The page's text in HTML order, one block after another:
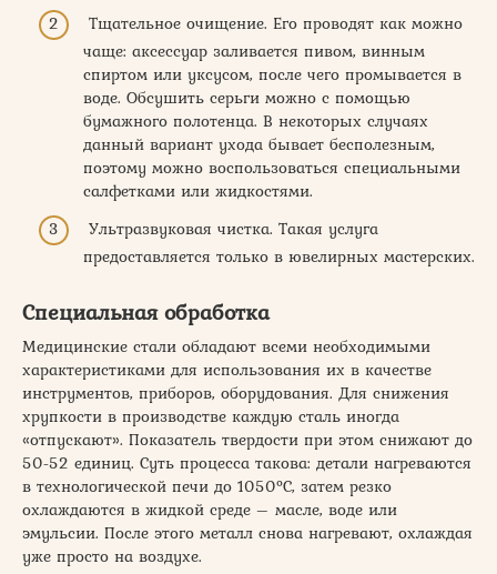
Тщательное очищение. Его проводят как можно
чаще: аксессуар заливается пивом, винным
спиртом или уксусом, после чего промывается в
воде. Обсушить серьги можно с помощью
бумажного полотенца. В некоторых случаях
данный вариант ухода бывает бесполезным,
поэтому можно воспользоваться специальными
салфетками или жидкостями.
Ультразвуковая чистка. Такая услуга
предоставляется только в ювелирных мастерских.
Специальная обработка
Медицинские стали обладают всеми необходимыми
характеристиками для использования их в качестве
инструментов, приборов, оборудования. Для снижения
хрупкости в производстве каждую сталь иногда
«отпускают». Показатель твердости при этом снижают до
50-52 единиц. Суть процесса такова: детали нагреваются
в технологической печи до 1050ºС, затем резко
охлаждаются в жидкой среде – масле, воде или
эмульсии. После этого металл снова нагревают, охлаждая
уже просто на воздухе.